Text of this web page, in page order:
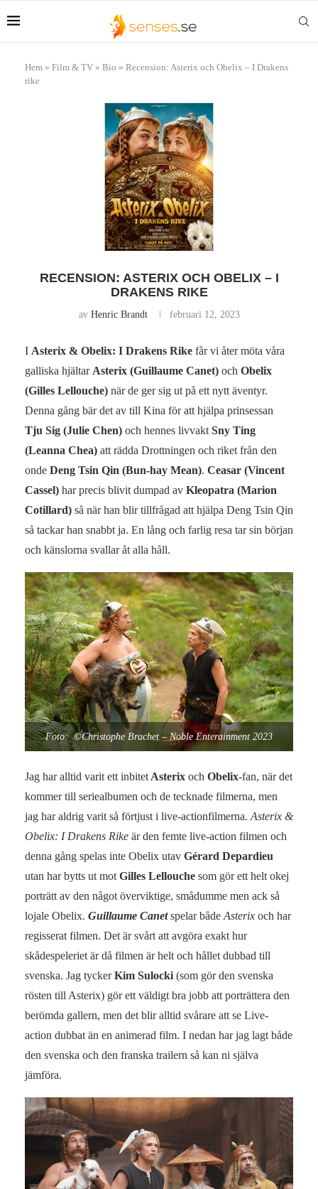
Hem » Film & TV » Bio » Recension: Asterix och Obelix – I Drakens
rike
RECENSION: ASTERIX OCH OBELIX – I
DRAKENS RIKE
av Henric Brandt februari 12, 2023
I Asterix & Obelix: I Drakens Rike får vi åter möta våra
galliska hjältar Asterix (Guillaume Canet) och Obelix
(Gilles Lellouche) när de ger sig ut på ett nytt äventyr.
Denna gång bär det av till Kina för att hjälpa prinsessan
Tju Sig (Julie Chen) och hennes livvakt Sny Ting
(Leanna Chea) att rädda Drottningen och riket från den
onde Deng Tsin Qin (Bun-hay Mean). Ceasar (Vincent
Cassel) har precis blivit dumpad av Kleopatra (Marion
Cotillard) så när han blir tillfrågad att hjälpa Deng Tsin Qin
så tackar han snabbt ja. En lång och farlig resa tar sin början
och känslorna svallar åt alla håll.
Foto: ©Christophe Brachet – Noble Enterainment 2023
Jag har alltid varit ett inbitet Asterix och Obelix-fan, när det
kommer till seriealbumen och de tecknade filmerna, men
jag har aldrig varit så förtjust i live-actionfilmerna. Asterix &
Obelix: I Drakens Rike är den femte live-action filmen och
denna gång spelas inte Obelix utav Gérard Depardieu
utan har bytts ut mot Gilles Lellouche som gör ett helt okej
porträtt av den något överviktige, smådumme men ack så
lojale Obelix. Guillaume Canetspelar både Asterix och har
regisserat filmen. Det är svårt att avgöra exakt hur
skådespeleriet är då filmen är helt och hållet dubbad till
svenska. Jag tyckerKim Sulocki (som gör den svenska
rösten till Asterix) gör ett väldigt bra jobb att porträttera den
berömda gallern, men det blir alltid svårare att se Live-
action dubbat än en animerad film. I nedan har jag lagt både
den svenska och den franska trailern så kan ni själva
jämföra.